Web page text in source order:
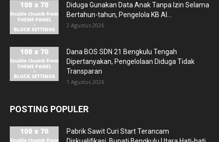
Diduga Gunakan Data Anak Tanpa Izin Selama
Bertahun-tahun, Pengelola KB Al...
2 Agustus 2026
Dana BOS SDN 21 Bengkulu Tengah
Dipertanyakan, Pengelolaan Diduga Tidak
Transparan
1 Agustus 2026
POSTING POPULER
Pabrik Sawit Curi Start Terancam